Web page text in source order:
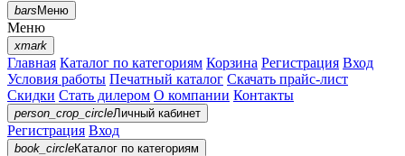
barsМеню
Меню
xmark
Главная Каталог по категориям Корзина Регистрация Вход
Условия работы Печатный каталог Скачать прайс-лист
Скидки Стать дилером О компании Контакты
person_crop_circleЛичный кабинет
Регистрация Вход
book_circleКаталог по категориям